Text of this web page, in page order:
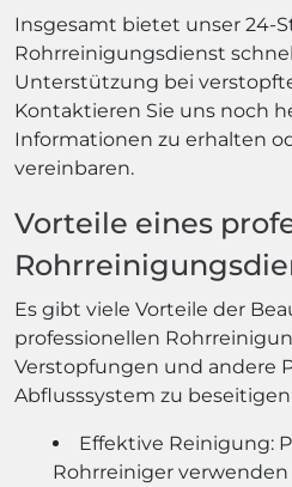
Insgesamt bietet unser 24-
Rohrreinigungsdienst
Unterstützung bei
Kontaktieren Sie uns noch
Informationen zu erhalten
vereinbaren.
Vorteile eines
Es gibt viele Vorteile der
professionellen
Verstopfungen und andere
Abflusssystem zu
Effektive Reinigung:
Rohrreiniger